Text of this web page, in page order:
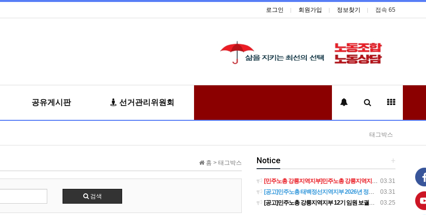
로그인 회원가입 정보찾기 접속 65
공유게시판 선거관리위원회
태그박스
홈 > 태그박스
검색
+
Notice
03.31
[민주노총 강릉지역지부]민주노총 강릉지역지부 제12기 임원 보궐선거결과 공고
03.31
[공고]민주노총 태백정선지역지부 2026년 정기 대의원대회 재소집 건
03.25
[공고]민주노총 강릉지역지부 12기 임원 보궐선거 후보자 확정 공고